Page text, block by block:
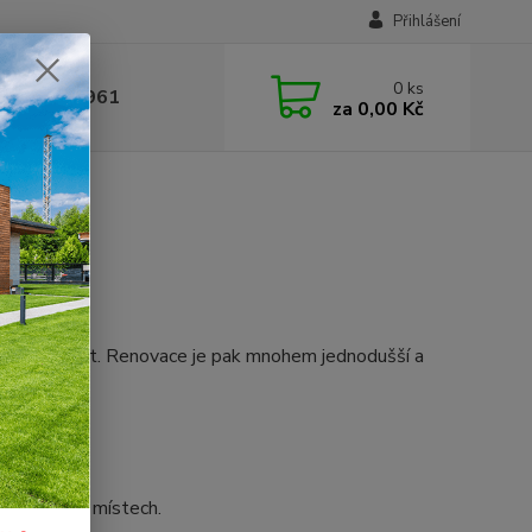
Přihlášení
441 961 0 ks
za 0,00 Kč
loupat. Renovace je pak mnohem jednodušší a
místech.